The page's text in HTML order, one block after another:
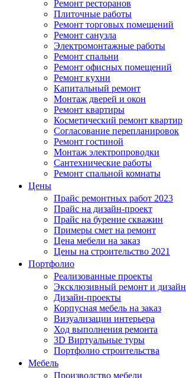
Ремонт ресторанов
Плиточные работы
Ремонт торговых помещений
Ремонт санузла
Электромонтажные работы
Ремонт спальни
Ремонт офисных помещений
Ремонт кухни
Капитальный ремонт
Монтаж дверей и окон
Ремонт квартиры
Косметический ремонт квартир
Согласование перепланировок
Ремонт гостиной
Монтаж электропроводки
Сантехнические работы
Ремонт спальной комнаты
Цены
Прайс ремонтных работ 2023
Прайс на дизайн-проект
Прайс на бурение скважин
Примеры смет на ремонт
Цена мебели на заказ
Цены на строительство 2021
Портфолио
Реализованные проекты
Эксклюзивный ремонт и дизайн
Дизайн-проекты
Корпусная мебель на заказ
Визуализации интерьера
Ход выполнения ремонта
3D Виртуальные туры
Портфолио строительства
Мебель
Производство мебели